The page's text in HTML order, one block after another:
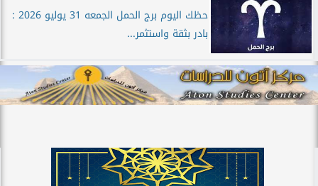
حظك اليوم برج الحمل الجمعه 31 يوليو 2026 :
بادر بثقة واستثمر...